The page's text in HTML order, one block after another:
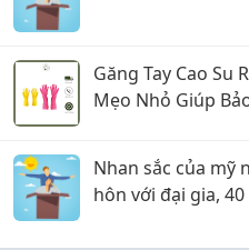
Găng Tay Cao Su
Mẹo Nhỏ Giúp
Nhan sắc của mỹ
hôn với đại gia,